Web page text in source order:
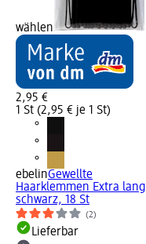
wählen
2,95 €
1 St (2,95 € je 1 St)
ebelinGewellte
Haarklemmen Extra lang
schwarz, 18 St
(2)
Lieferbar